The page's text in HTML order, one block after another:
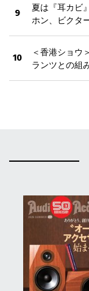
9
夏は『耳カビ
ホン、ビクタ
10
＜香港ショウ
ランツとの組